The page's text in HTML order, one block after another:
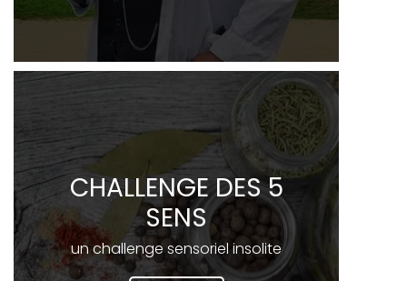
CHALLENGE DES 5
SENS
un challenge sensoriel insolite